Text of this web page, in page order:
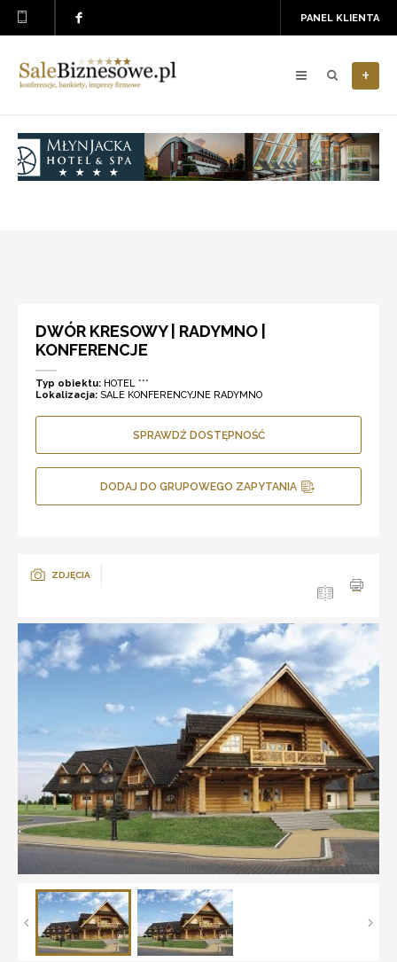
PANEL KLIENTA
+
DWÓR KRESOWY | RADYMNO |
KONFERENCJE
Typ obiektu: HOTEL ***
Lokalizacja: SALE KONFERENCYJNE RADYMNO
SPRAWDŹ DOSTĘPNOŚĆ
DODAJ DO GRUPOWEGO ZAPYTANIA
ZDJĘCIA